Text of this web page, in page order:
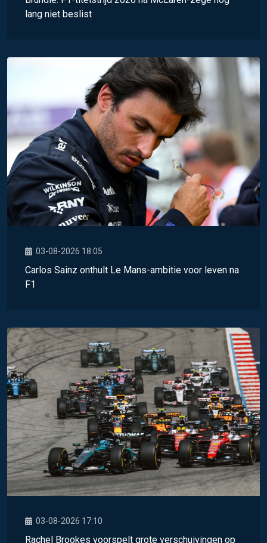
lang niet beslist
03-08-2026 18:05
Carlos Sainz onthult Le Mans-ambitie voor leven na
F1
03-08-2026 17:10
Rachel Brookes voorspelt grote verschuivingen op